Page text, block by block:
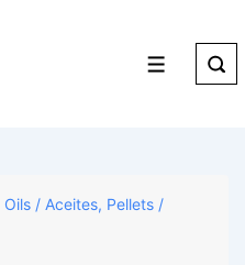
Menu
Oils / Aceites, Pellets /